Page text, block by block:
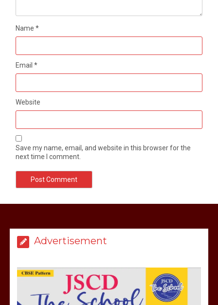
Name*
Email*
Website
Save my name, email, and website in this browser for the
next time I comment.
Advertisement